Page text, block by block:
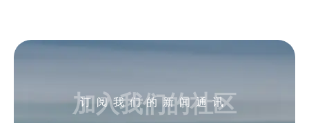
订阅我们的新闻通讯
加入我们的社区